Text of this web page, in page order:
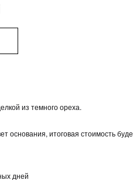
из темного ореха.
основания, итоговая стоимость
дней